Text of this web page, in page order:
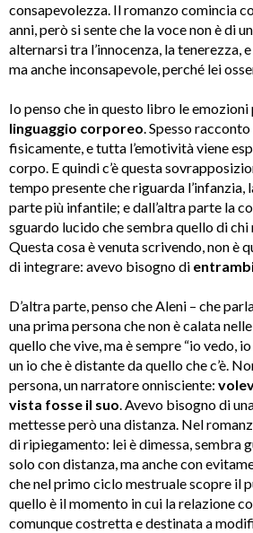
consapevolezza. Il romanzo comincia
anni, però si sente che la voce non è di
alternarsi tra l’innocenza, la tenerezza,
ma anche inconsapevole, perché lei
Io penso che in questo libro le
linguaggio corporeo. Spesso
fisicamente, e tutta l’emotività viene
corpo. E quindi c’è questa
tempo presente che riguarda l’infanzia,
parte più infantile; e dall’altra parte la
sguardo lucido che sembra quello di
Questa cosa è venuta scrivendo, non è
di integrare: avevo bisogno di
D’altra parte, penso che Aleni – che
una prima persona che non è calata
quello che vive, ma è sempre “io vedo,
un io che è distante da quello che c’è.
persona, un narratore onnisciente:
vista fosse il suo. Avevo bisogno di
mettesse però una distanza. Nel
di ripiegamento: lei è dimessa, sembra
solo con distanza, ma anche con
che nel primo ciclo mestruale scopre il
quello è il momento in cui la relazione
comunque costretta e destinata a